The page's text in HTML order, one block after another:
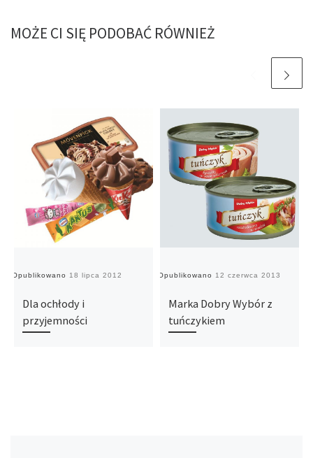
MOŻE CI SIĘ PODOBAĆ RÓWNIEŻ
Opublikowano 18 lipca 2012
Dla ochłody i
przyjemności
Opublikowano 12 czerwca 2013
Marka Dobry Wybór z
tuńczykiem